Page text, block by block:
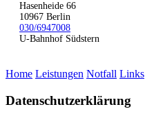
Hasenheide 66
10967 Berlin
030/6947008
U-Bahnhof Südstern
Home Leistungen Notfall Links
Datenschutzerklärung